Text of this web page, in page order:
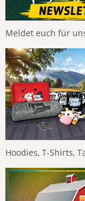
Meldet euch für
Hoodies, T-Shirts,